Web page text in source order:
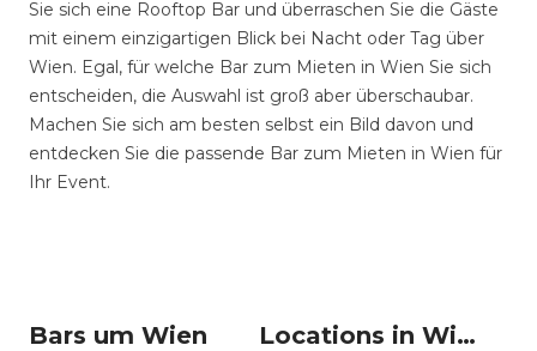
Sie sich eine Rooftop Bar und überraschen Sie die Gäste
mit einem einzigartigen Blick bei Nacht oder Tag über
Wien. Egal, für welche Bar zum Mieten in Wien Sie sich
entscheiden, die Auswahl ist groß aber überschaubar.
Machen Sie sich am besten selbst ein Bild davon und
entdecken Sie die passende Bar zum Mieten in Wien für
Ihr Event.
Bars um Wien Locations in Wien mieten